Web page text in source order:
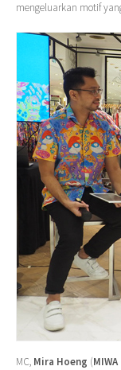
mengeluarkan motif
MC, Mira Hoeng (